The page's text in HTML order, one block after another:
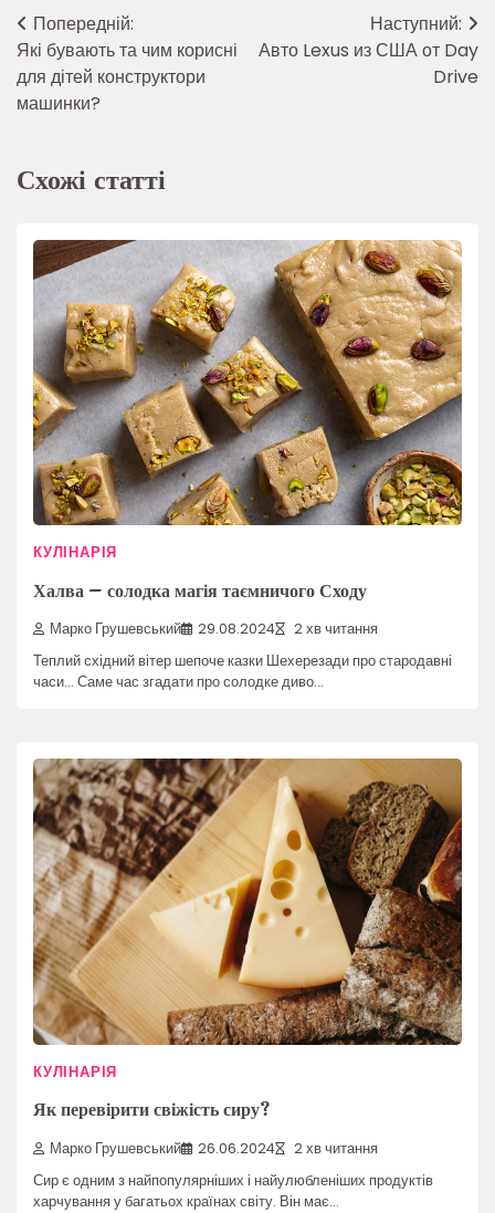
Навігація
записів
Попередній:
Які бувають та чим корисні
для дітей конструктори
машинки?
Наступний:
Авто Lexus из США от Day
Drive
Схожі статті
КУЛІНАРІЯ
Халва – солодка магія таємничого Сходу
Марко Грушевський 29.08.2024 2 хв читання
Теплий східний вітер шепоче казки Шехерезади про стародавні
часи… Саме час згадати про солодке диво…
КУЛІНАРІЯ
Як перевірити свіжість сиру?
Марко Грушевський 26.06.2024 2 хв читання
Сир є одним з найпопулярніших і найулюбленіших продуктів
харчування у багатьох країнах світу. Він має…